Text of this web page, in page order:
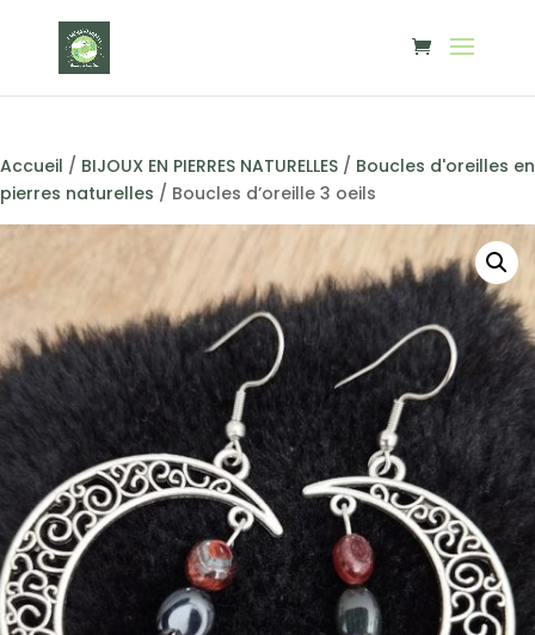
Accueil / BIJOUX EN PIERRES NATURELLES / Boucles d'oreilles en
pierres naturelles / Boucles d’oreille 3 oeils